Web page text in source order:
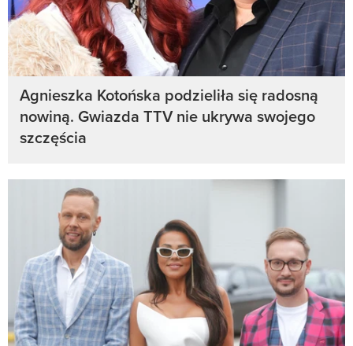
Agnieszka Kotońska podzieliła się radosną
nowiną. Gwiazda TTV nie ukrywa swojego
szczęścia